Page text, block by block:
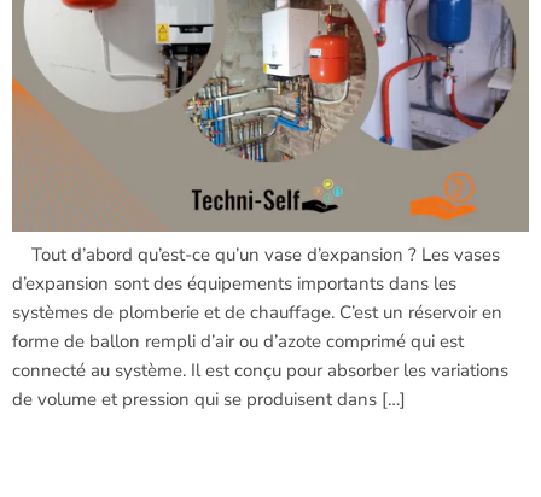
Tout d’abord qu’est-ce qu’un vase d’expansion ? Les vases
d’expansion sont des équipements importants dans les
systèmes de plomberie et de chauffage. C’est un réservoir en
forme de ballon rempli d’air ou d’azote comprimé qui est
connecté au système. Il est conçu pour absorber les variations
de volume et pression qui se produisent dans […]